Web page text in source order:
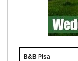
B&B Pisa